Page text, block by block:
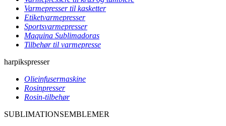
Varmepresser til kasketter
Etiketvarmepresser
Sportsvarmepresser
Maquina Sublimadoras
Tilbehør til varmepresse
harpikspresser
Olieinfusermaskine
Rosinpresser
Rosin-tilbehør
SUBLIMATIONSEMBLEMER